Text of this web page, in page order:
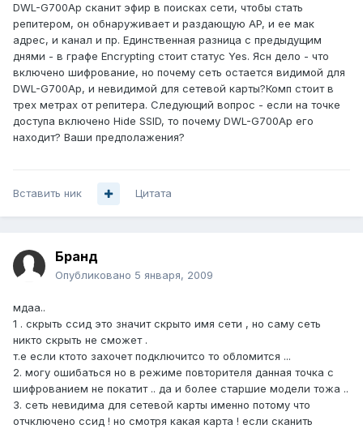
DWL-G700Ap сканит эфир в поисках сети, чтобы стать
репитером, он обнаруживает и раздающую AP, и ее мак
адрес, и канал и пр. Единственная разница с предыдущим
днями - в графе Encrypting стоит статус Yes. Ясн дело - что
включено шифрование, но почему сеть остается видимой для
DWL-G700Ap, и невидимой для сетевой карты?Комп стоит в
трех метрах от репитера. Следующий вопрос - если на точке
доступа включено Hide SSID, то почему DWL-G700Ap его
находит? Ваши предполажения?
Вставить ник Цитата
Бранд
Опубликовано 5 января, 2009
мдаа..
1 . скрыть ссид это значит скрыто имя сети , но саму сеть
никто скрыть не сможет .
т.е если ктото захочет подключитсо то обломится ...
2. могу ошибаться но в режиме повторителя данная точка с
шифрованием не покатит .. да и более старшие модели тожа ..
3. сеть невидима для сетевой карты именно потому что
отчключено ссид ! но смотря какая карта ! если сканить